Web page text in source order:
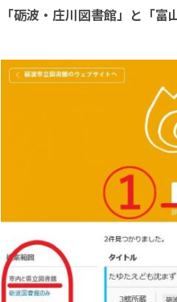
「砺波・庄川図書館」と「